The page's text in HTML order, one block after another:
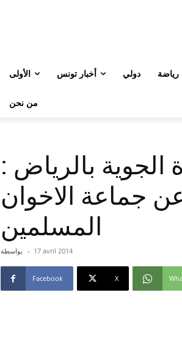
الأولى أخبار تونس دولي رياضة
من نحن
الجوية بالرياض :
جماعة الاخوان
المسلمين
بواسطة - 17 avril 2014
Facebook X